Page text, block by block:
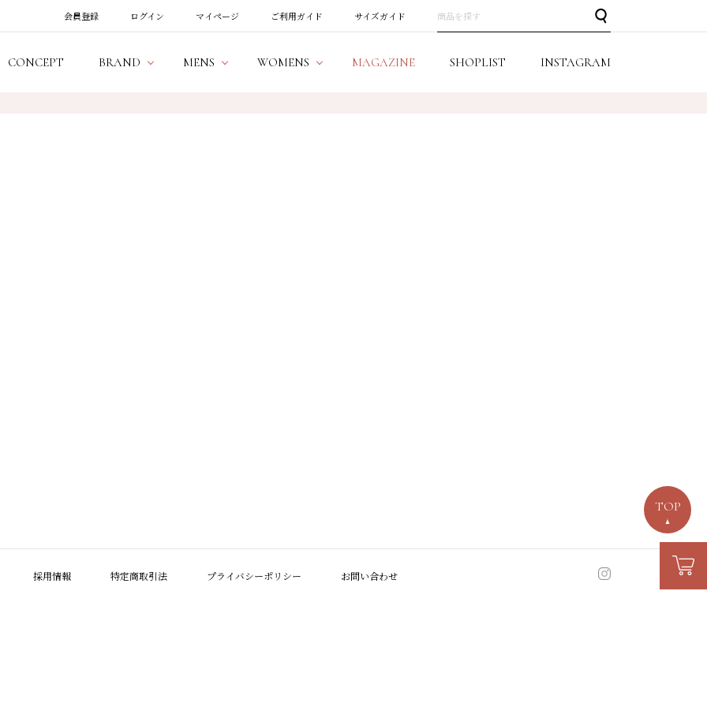
会員登録 ログイン マイページ ご利用ガイド サイズガイド
CONCEPT BRAND MENS WOMENS MAGAZINE SHOPLIST INSTAGRAM
TOP
採用情報 特定商取引法 プライバシーポリシー お問い合わせ